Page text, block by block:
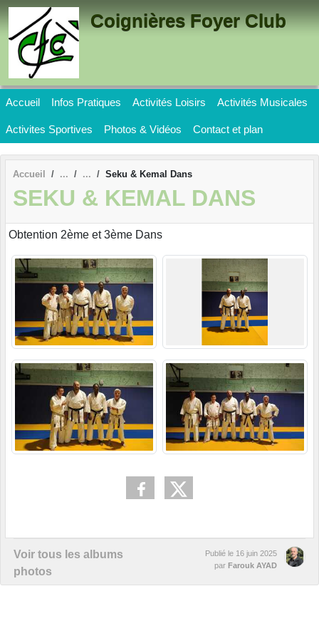
Coignières Foyer Club
Accueil Infos Pratiques Activités Loisirs Activités Musicales
Activites Sportives Photos & Vidéos Contact et plan
Accueil Seku & Kemal Dans
SEKU & KEMAL DANS
Obtention 2ème et 3ème Dans
Voir tous les albums
photos
Publié le 16 juin 2025
par Farouk AYAD
Panneau de gestion des cookies